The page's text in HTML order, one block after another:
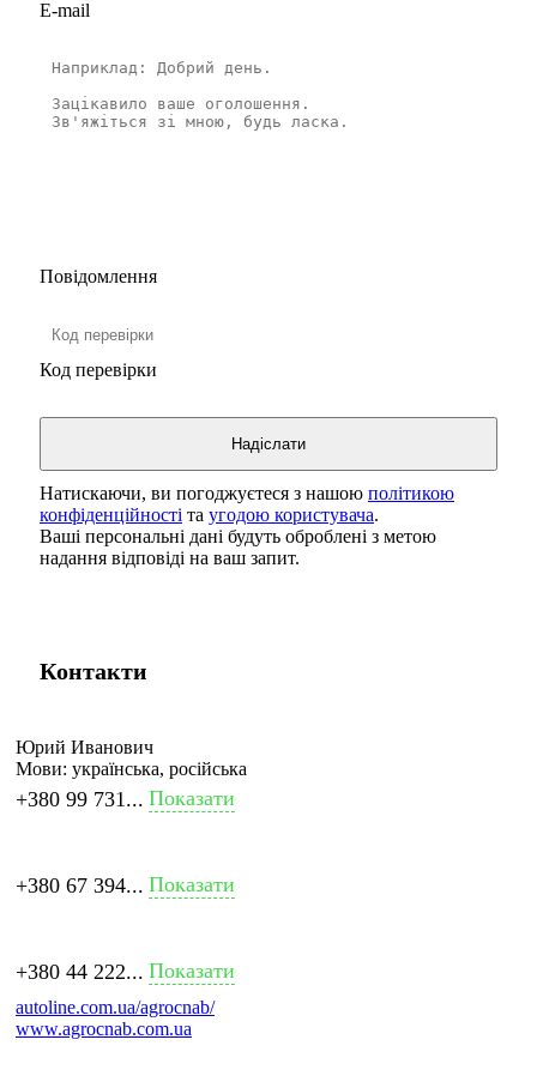
E-mail
Повідомлення
Код перевірки
Натискаючи, ви погоджуєтеся з нашою політикою
конфіденційності та угодою користувача.
Ваші персональні дані будуть оброблені з метою
надання відповіді на ваш запит.
Контакти
Юрий Иванович
Мови: українська, російська
+380 99 731... Показати
+380 67 394... Показати
+380 44 222... Показати
autoline.com.ua/agrocnab/
www.agrocnab.com.ua